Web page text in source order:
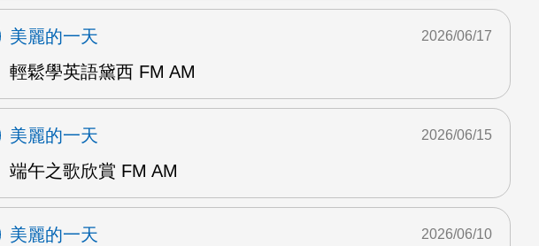
美麗的一天
輕鬆學英語黛西 FM AM
2026/06/17
美麗的一天
端午之歌欣賞 FM AM
2026/06/15
美麗的一天
2026/06/10